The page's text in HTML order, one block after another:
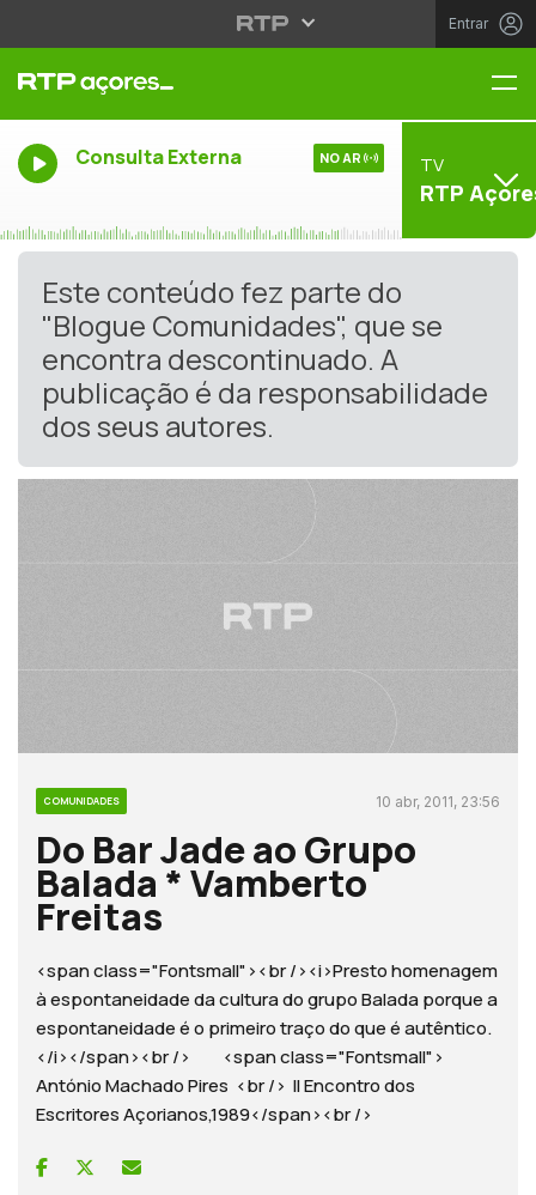
Entrar
Consulta Externa NO AR TV
RTP
Este conteúdo fez parte do
"Blogue Comunidades", que se
encontra descontinuado. A
publicação é da responsabilidade
dos seus autores.
COMUNIDADES 10 abr, 2011, 23:56
Do Bar Jade ao Grupo
Balada * Vamberto
Freitas
<span class="Fontsmall"><br /><i>Presto homenagem
à espontaneidade da cultura do grupo Balada porque a
espontaneidade é o primeiro traço do que é autêntico.
</i></span><br /> <span class="Fontsmall">
António Machado Pires <br /> II Encontro dos
Escritores Açorianos,1989</span><br />